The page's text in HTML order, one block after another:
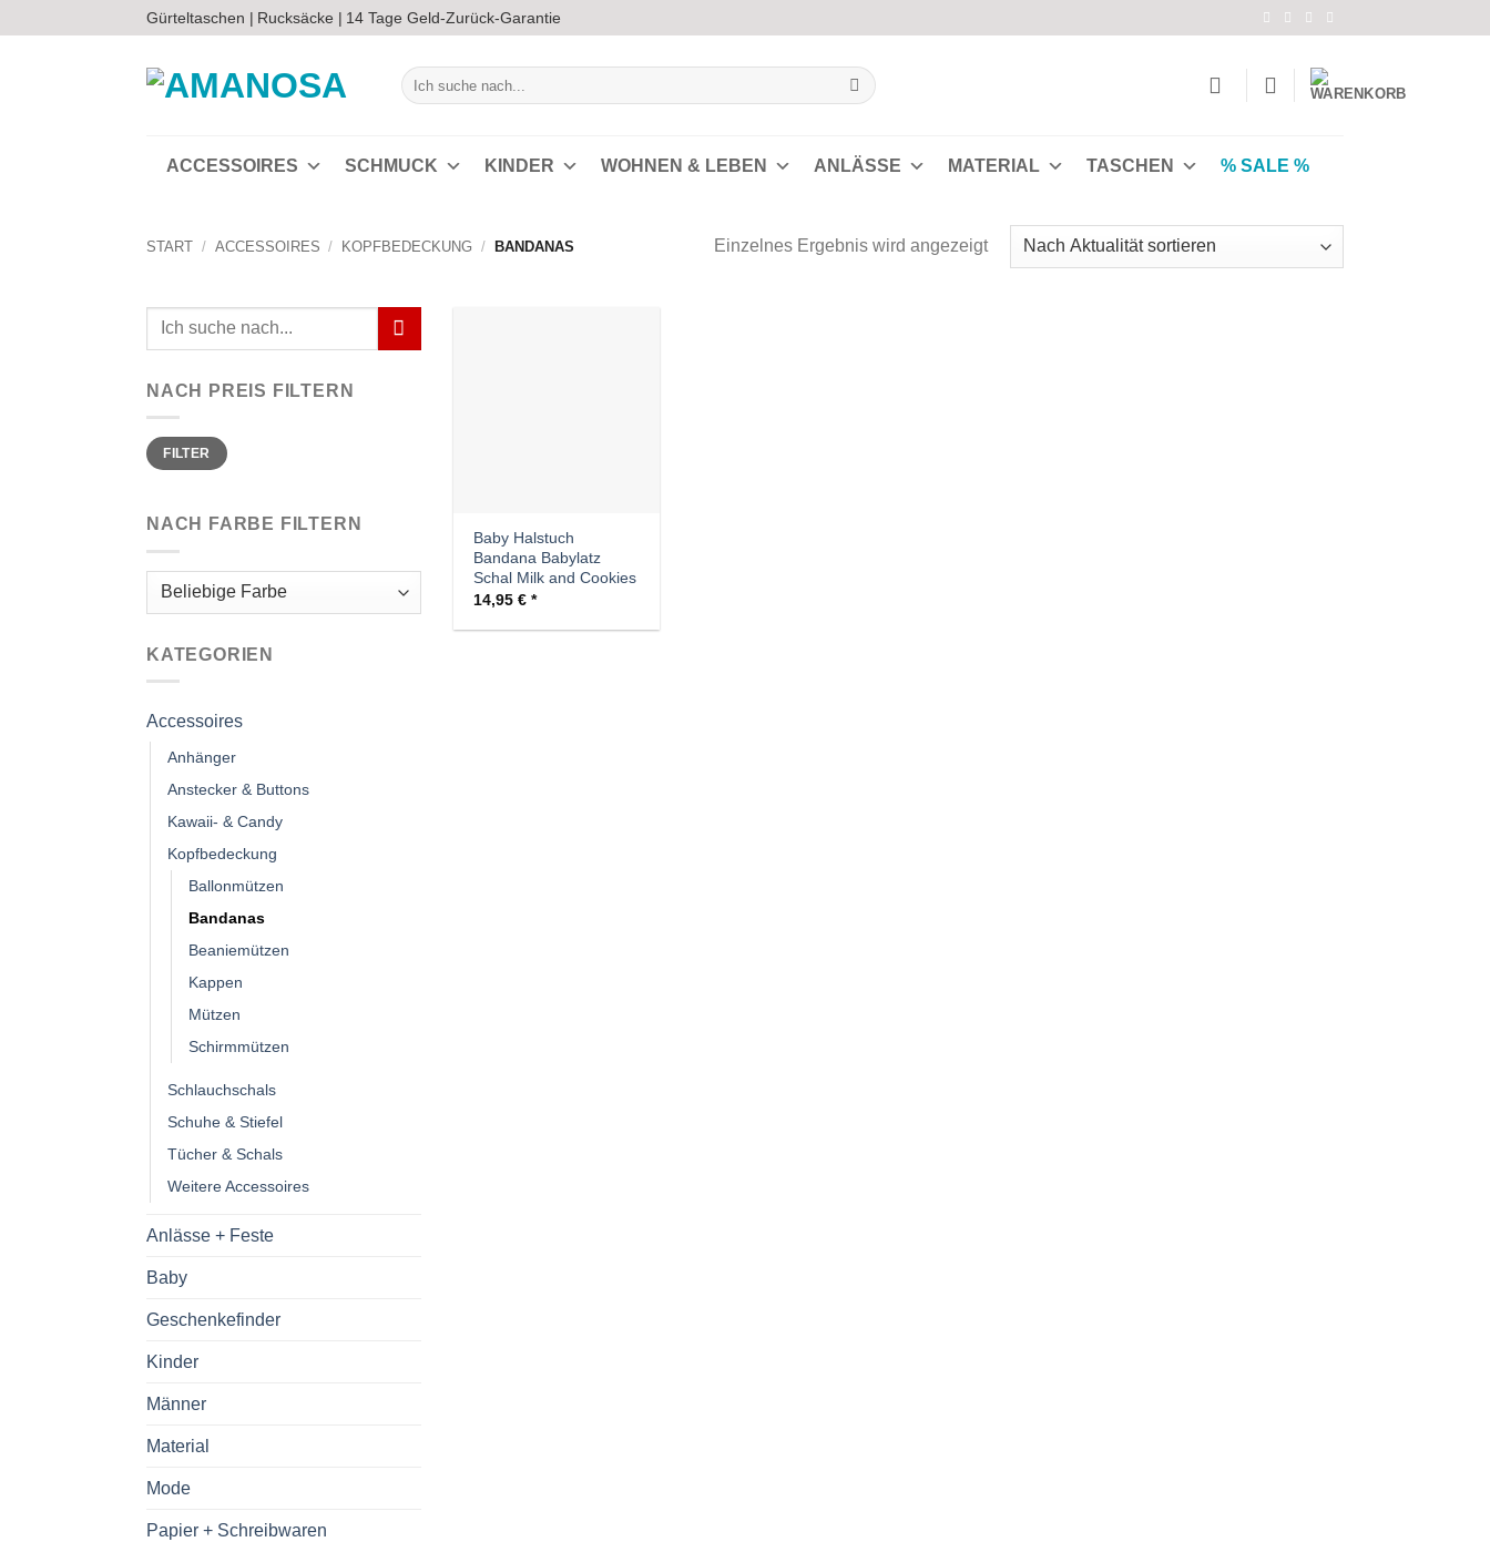
Inhalt
Gürteltaschen | Rucksäcke | 14 Tage Geld-Zurück-Garantie
Suchen
nach:
ACCESSOIRES SCHMUCK KINDER WOHNEN & LEBEN ANLÄSSE MATERIAL TASCHEN % SALE %
START / ACCESSOIRES / KOPFBEDECKUNG / BANDANAS Einzelnes Ergebnis wird angezeigt
Suchen
NACH PREIS FILTERN
Min.
Preis
Max.
PreisFILTER
NACH FARBE FILTERN
KATEGORIEN
Accessoires
Anhänger
Anstecker & Buttons
Kawaii- & Candy
Kopfbedeckung
Ballonmützen
Bandanas
Beaniemützen
Kappen
Mützen
Schirmmützen
Schlauchschals
Schuhe & Stiefel
Tücher & Schals
Weitere Accessoires
Anlässe + Feste
Baby
Geschenkefinder
Kinder
Männer
Material
Mode
Papier + Schreibwaren
Baby Halstuch
Bandana Babylatz
Schal Milk and Cookies
14,95 €